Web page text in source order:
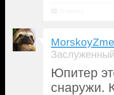
Юпитер
снаружи.